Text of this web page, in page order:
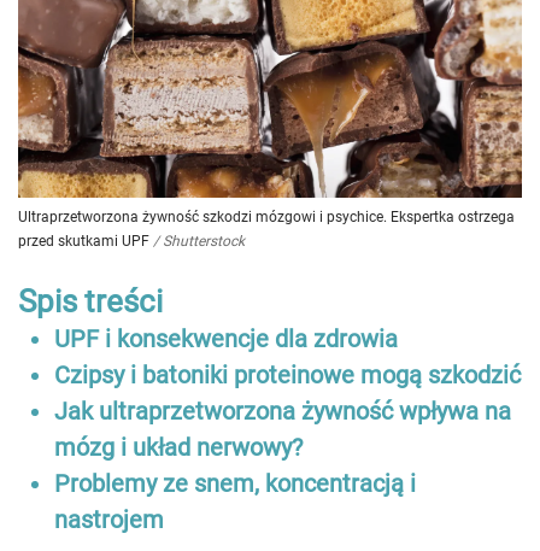
Ultraprzetworzona żywność szkodzi mózgowi i psychice. Ekspertka ostrzega
przed skutkami UPF / Shutterstock
Spis treści
UPF i konsekwencje dla zdrowia
Czipsy i batoniki proteinowe mogą szkodzić
Jak ultraprzetworzona żywność wpływa na
mózg i układ nerwowy?
Problemy ze snem, koncentracją i
nastrojem